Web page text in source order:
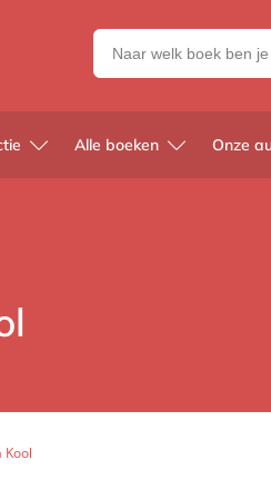
Zoeken
naar
en
uitgevers
Alle boeken Onze
Kool